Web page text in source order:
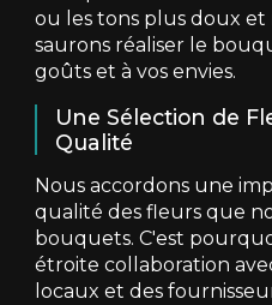
ou les tons plus doux
saurons réaliser le
goûts et à vos envies.
Une Sélection de
Qualité
Nous accordons une
qualité des fleurs que
bouquets. C'est
étroite collaboration
locaux et des